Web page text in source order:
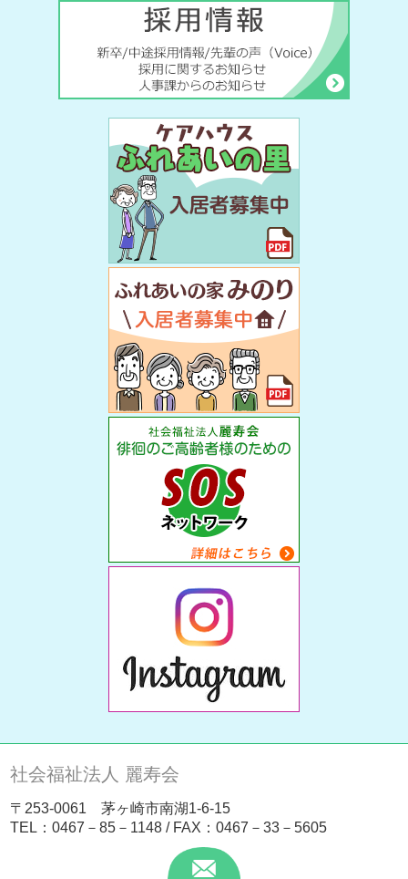
社会福祉法人 麗寿会
〒253-0061 茅ヶ崎市南湖1-6-15
TEL：0467－85－1148 / FAX：0467－33－5605